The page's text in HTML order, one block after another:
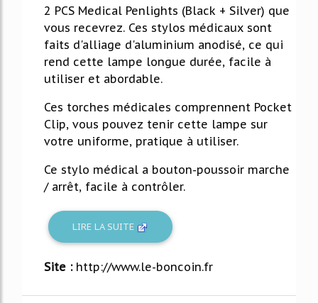
2 PCS Medical Penlights (Black + Silver) que
vous recevrez. Ces stylos médicaux sont
faits d'alliage d'aluminium anodisé, ce qui
rend cette lampe longue durée, facile à
utiliser et abordable.
Ces torches médicales comprennent Pocket
Clip, vous pouvez tenir cette lampe sur
votre uniforme, pratique à utiliser.
Ce stylo médical a bouton-poussoir marche
/ arrêt, facile à contrôler.
LIRE LA SUITE
Site : http://www.le-boncoin.fr